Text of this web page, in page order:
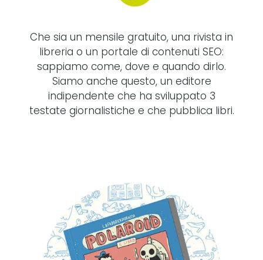
Che sia un mensile gratuito, una rivista in
libreria o un portale di contenuti SEO:
sappiamo come, dove e quando dirlo.
Siamo anche questo, un editore
indipendente che ha sviluppato 3
testate giornalistiche e che pubblica libri.